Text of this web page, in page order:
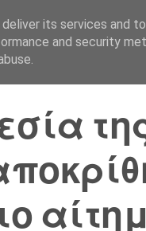
its services and
and security